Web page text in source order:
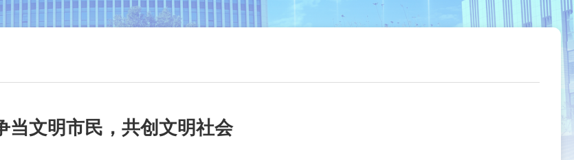
当文明市民，共创文明社会